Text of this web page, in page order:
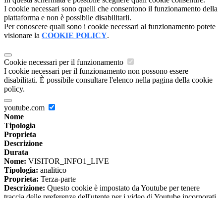
I cookie necessari sono quelli che consentono il funzionamento della
piattaforma e non è possibile disabilitarli.
Per conoscere quali sono i cookie necessari al funzionamento potete
visionare la COOKIE POLICY.
Cookie necessari per il funzionamento
I cookie necessari per il funzionamento non possono essere
disabilitati. È possibile consultare l'elenco nella pagina della cookie
policy.
youtube.com
Nome
Tipologia
Proprieta
Descrizione
Durata
Nome: VISITOR_INFO1_LIVE
Tipologia: analitico
Proprieta: Terza-parte
Descrizione: Questo cookie è impostato da Youtube per tenere